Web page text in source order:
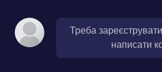
Треба
написати